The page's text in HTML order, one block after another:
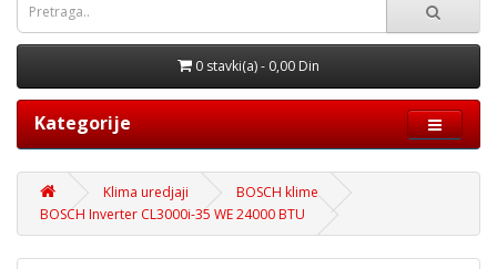
0 stavki(a) - 0,00 Din
Kategorije
Klima uredjaji
BOSCH klime
BOSCH Inverter CL3000i-35 WE 24000 BTU